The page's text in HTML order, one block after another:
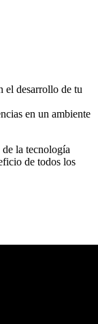
el desarrollo de tu
en un ambiente
la tecnología
de todos los